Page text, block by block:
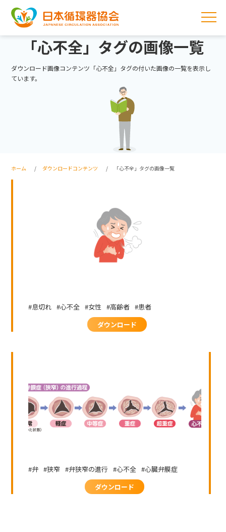
「心不全」タグの画像一覧
ダウンロード画像コンテンツ「心不全」タグの付いた画像の一覧を表示し
ています。
ホーム ダウンロードコンテンツ 「心不全」タグの画像一覧
息切れ 心不全 女性 高齢者
患者
ダウンロード
弁 狭窄 弁狭窄の進行 心不全
心臓弁膜症
ダウンロード